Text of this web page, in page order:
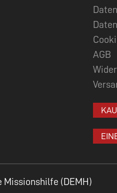
AGB
Missionshilfe (DEMH)